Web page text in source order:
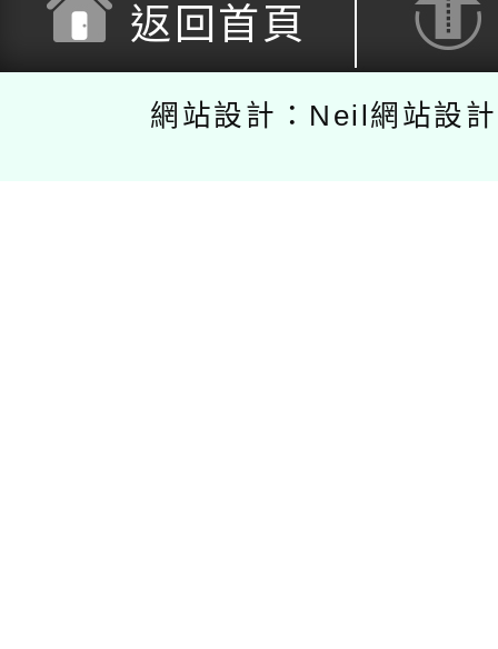
返回首頁
網站設計：Neil網站設